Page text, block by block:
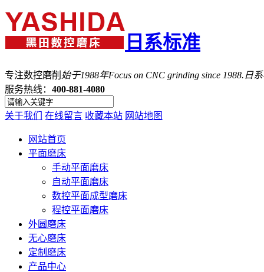
日系标准
专注数控磨削 始于1988年Focus on CNC grinding since 1988.日
服务热线： 400-881-4080
关于我们 在线留言 收藏本站 网站地图
网站首页
平面磨床
手动平面磨床
自动平面磨床
数控平面成型磨床
程控平面磨床
外圆磨床
无心磨床
定制磨床
产品中心